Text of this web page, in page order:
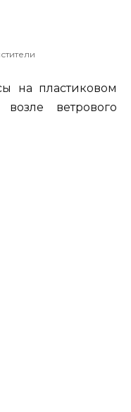
на пластиковом
ветрового